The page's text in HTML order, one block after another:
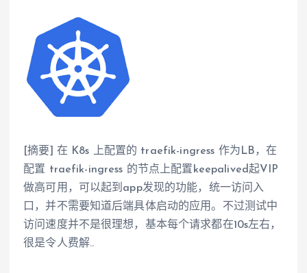
[摘要] 在 K8s 上配置的 traefik-ingress 作为LB，在
配置 traefik-ingress 的节点上配置keepalived起VIP
做高可用，可以起到app发现的功能，统一访问入
口，并不需要知道后端具体启动的应用。不过测试中
访问速度并不是很理想，基本每个请求都在10s左右，
很是令人费解..